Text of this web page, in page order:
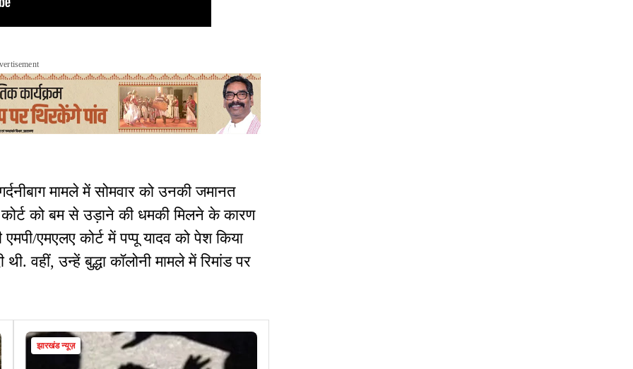
मामले में सोमवार को उनकी जमानत
कोर्ट को बम से उड़ाने की धमकी मिलने के कारण
एमएलए कोर्ट में पप्पू यादव को पेश किया
वहीं, उन्हें बुद्धा कॉलोनी मामले में रिमांड पर
झारखंड न्यूज़